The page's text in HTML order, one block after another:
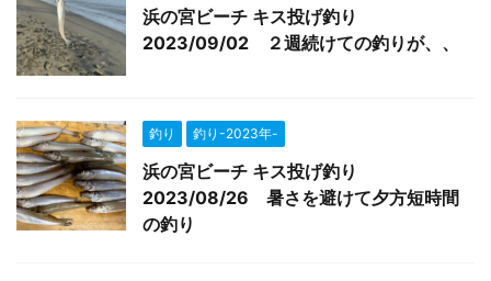
浜の宮ビーチ キス投げ釣り
2023/09/02 ２週続けての釣りが、、
釣り 釣り-2023年-
浜の宮ビーチ キス投げ釣り
2023/08/26 暑さを避けて夕方短時間
の釣り